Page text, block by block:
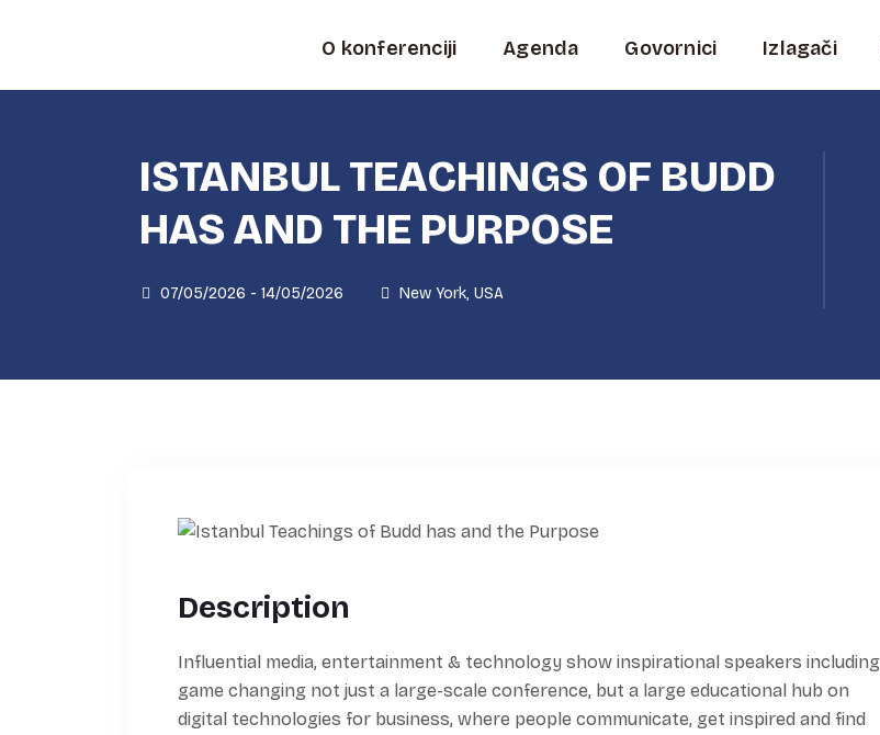
O konferenciji Agenda Govornici Izlagači
ISTANBUL TEACHINGS OF BUDD
HAS AND THE PURPOSE
07/05/2026 - 14/05/2026 New York, USA
Description
Influential media, entertainment & technology show inspirational speakers including
game changing not just a large-scale conference, but a large educational hub on
digital technologies for business, where people communicate, get inspired and find